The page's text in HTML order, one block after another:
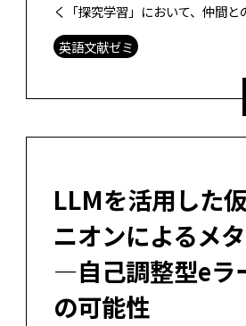
く「探究学習」において、仲間と
話」を維持させるために開発され
ボットの設計と実施、評価につい
英語文献ゼミ
LLMを活用した
ニオンによるメ
―自己調整型eラ
の可能性